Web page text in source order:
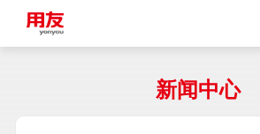
Vietnam
新闻中心